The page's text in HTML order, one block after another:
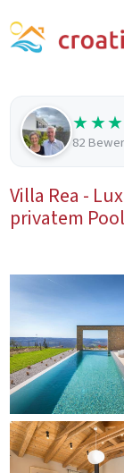
82
Villa Rea -
privatem